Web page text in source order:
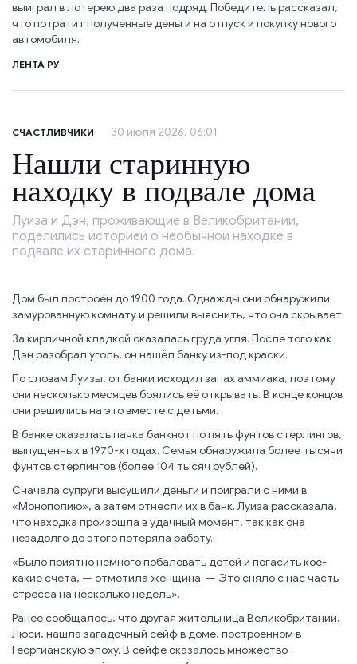
выиграл в лотерею два раза подряд. Победитель рассказал,
что потратит полученные деньги на отпуск и покупку нового
автомобиля.
ЛЕНТА РУ
СЧАСТЛИВЧИКИ 30 июля 2026, 06:01
Нашли старинную
находку в подвале дома
Луиза и Дэн, проживающие в Великобритании,
поделились историей о необычной находке в
подвале их старинного дома.
Дом был построен до 1900 года. Однажды они обнаружили
замурованную комнату и решили выяснить, что она скрывает.
За кирпичной кладкой оказалась груда угля. После того как
Дэн разобрал уголь, он нашёл банку из-под краски.
По словам Луизы, от банки исходил запах аммиака, поэтому
они несколько месяцев боялись её открывать. В конце концов
они решились на это вместе с детьми.
В банке оказалась пачка банкнот по пять фунтов стерлингов,
выпущенных в 1970-х годах. Семья обнаружила более тысячи
фунтов стерлингов (более 104 тысяч рублей).
Сначала супруги высушили деньги и поиграли с ними в
«Монополию», а затем отнесли их в банк. Луиза рассказала,
что находка произошла в удачный момент, так как она
незадолго до этого потеряла работу.
«Было приятно немного побаловать детей и погасить кое-
какие счета, — отметила женщина. — Это сняло с нас часть
стресса на несколько недель».
Ранее сообщалось, что другая жительница Великобритании,
Люси, нашла загадочный сейф в доме, построенном в
Георгианскую эпоху. В сейфе оказалось множество